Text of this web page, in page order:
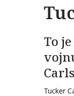
To
Tucker